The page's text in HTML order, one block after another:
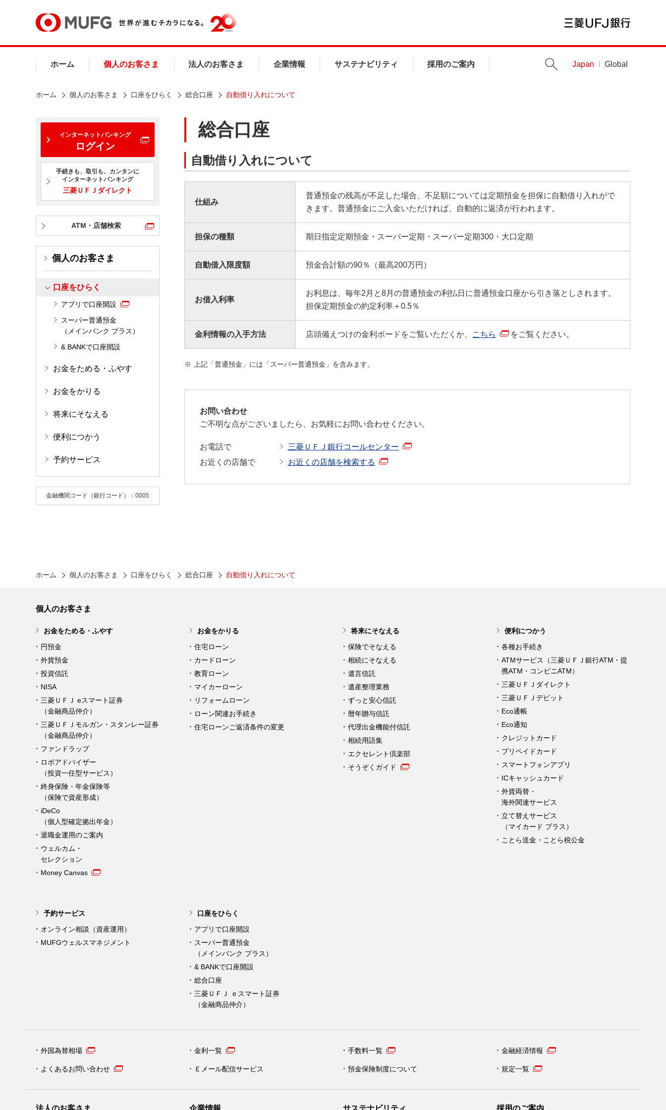
ホーム 個人のお客さま 法人のお客さま 企業情報 サステナビリティ 採用のご案内 Japan Global
ホーム 個人のお客さま 口座をひらく 総合口座 自動借り入れについて
インターネットバンキング
ログイン
手続きも、取引も、カンタンに
インターネットバンキング
三菱ＵＦＪダイレクト
ATM・店舗検索
個人のお客さま
口座をひらく
アプリで口座開設
スーパー普通預金
（メインバンク プラス）
& BANKで口座開設
お金をためる・ふやす
お金をかりる
将来にそなえる
便利につかう
予約サービス
金融機関コード（銀行コード）：0005
総合口座
自動借り入れについて
仕組み
普通預金の残高が不足した場合、不足額については定期預金を担保に自動借り入れがで
きます。普通預金にご入金いただければ、自動的に返済が行われます。
担保の種類 期日指定定期預金・スーパー定期・スーパー定期300・大口定期
自動借入限度額 預金合計額の90％（最高200万円）
お借入利率
お利息は、毎年2月と8月の普通預金の利払日に普通預金口座から引き落としされます。
担保定期預金の約定利率＋0.5％
金利情報の入手方法 店頭備えつけの金利ボードをご覧いただくか、 こちら をご覧ください。
上記「普通預金」には「スーパー普通預金」を含みます。
お問い合わせ
ご不明な点がございましたら、お気軽にお問い合わせください。
お電話で
三菱ＵＦＪ銀行コールセンター
お近くの店舗で
お近くの店舗を検索する
ホーム 個人のお客さま 口座をひらく 総合口座 自動借り入れについて
個人のお客さま
お金をためる・ふやす
円預金
外貨預金
投資信託
NISA
三菱ＵＦＪ eスマート証券
（金融商品仲介）
三菱ＵＦＪモルガン・スタンレー証券
（金融商品仲介）
ファンドラップ
ロボアドバイザー
（投資一任型サービス）
終身保険・年金保険等
（保険で資産形成）
iDeCo
（個人型確定拠出年金）
退職金運用のご案内
ウェルカム・
セレクション
Money Canvas
お金をかりる
住宅ローン
カードローン
教育ローン
マイカーローン
リフォームローン
ローン関連お手続き
住宅ローンご返済条件の変更
将来にそなえる
保険でそなえる
相続にそなえる
遺言信託
遺産整理業務
ずっと安心信託
暦年贈与信託
代理出金機能付信託
相続用語集
エクセレント倶楽部
そうぞくガイド
便利につかう
各種お手続き
ATMサービス（三菱ＵＦＪ銀行ATM・提
携ATM・コンビニATM）
三菱ＵＦＪダイレクト
三菱ＵＦＪデビット
Eco通帳
Eco通知
クレジットカード
プリペイドカード
スマートフォンアプリ
ICキャッシュカード
外貨両替・
海外関連サービス
立て替えサービス
（マイカード プラス）
ことら送金・ことら税公金
予約サービス
オンライン相談（資産運用）
MUFGウェルスマネジメント
口座をひらく
アプリで口座開設
スーパー普通預金
（メインバンク プラス）
& BANKで口座開設
総合口座
三菱ＵＦＪ ｅスマート証券
（金融商品仲介）
外国為替相場 金利一覧 手数料一覧 金融経済情報
よくあるお問い合わせ Ｅメール配信サービス 預金保険制度について 規定一覧
法人のお客さま 企業情報 サステナビリティ 採用のご案内